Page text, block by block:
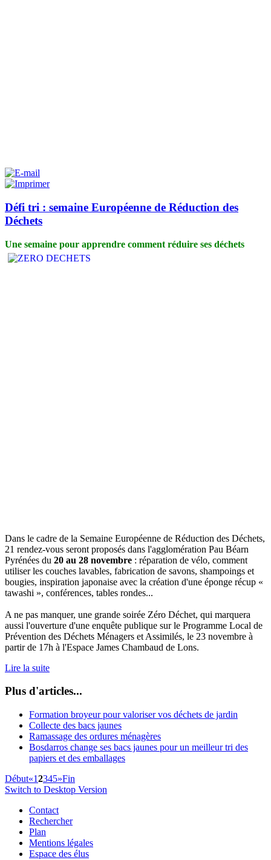
Défi tri : semaine Européenne de Réduction des
Déchets
Une semaine pour apprendre comment réduire ses déchets
Dans le cadre de la Semaine Européenne de Réduction des Déchets,
21 rendez-vous seront proposés dans l'agglomération Pau Béarn
Pyrénées du 20 au 28 novembre : réparation de vélo, comment
utiliser les couches lavables, fabrication de savons, shampoings et
bougies, inspiration japonaise avec la création d'une éponge récup «
tawashi », conférences, tables rondes...
A ne pas manquer, une grande soirée Zéro Déchet, qui marquera
aussi l'ouverture d'une enquête publique sur le Programme Local de
Prévention des Déchets Ménagers et Assimilés, le 23 novembre à
partir de 17h à l'Espace James Chambaud de Lons.
Lire la suite
Plus d'articles...
Formation broyeur pour valoriser vos déchets de jardin
Collecte des bacs jaunes
Ramassage des ordures ménagères
Bosdarros change ses bacs jaunes pour un meilleur tri des
papiers et des emballages
Début«12345»Fin
Switch to Desktop Version
Contact
Rechercher
Plan
Mentions légales
Espace des élus